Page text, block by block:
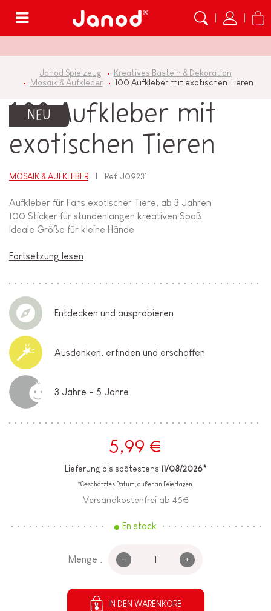
Janod Spielzeug
Kreatives Basteln & Dekoration
Mosaik & Aufkleber
100 Aufkleber mit exotischen Tieren
NEU
100 Aufkleber mit
exotischen Tieren
MOSAIK & AUFKLEBER Ref.J09231
Aufkleber für Fans exotischer Tiere, ab 3 Jahren
100 Sticker für stundenlangen kreativen Spaß
Ideale Größe für kleine Hände
Fortsetzung lesen
Entdecken und ausprobieren
Ausdenken, erfinden und erschaffen
3 Jahre - 5 Jahre
5,99 €
Lieferung bis spätestens 11/08/2026*
*Geschätztes Datum, außer an Feiertagen.
Versandkostenfrei ab 45€
En stock
Menge : - +
IN DEN WARENKORB